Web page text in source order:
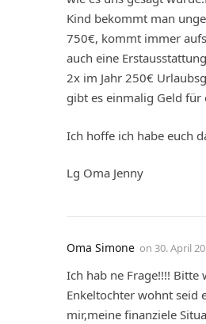
Kind bekommt man
750€, kommt immer
auch eine
2x im Jahr 250€
gibt es einmalig Geld für
Ich hoffe ich habe euch
Lg Oma Jenny
Oma Simone on 30. April
Ich hab ne Frage!!!!
Enkeltochter wohnt seid
mir,meine finanziele